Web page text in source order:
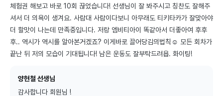
체험권 해보고 바로 10회 끊었습니다! 선생님이 잘 봐주시고 칭찬도 잘해주
셔서 더 의욕이 생겨요. 사람대 사람이다보니 아무래도 티키타카가 잘맞아야
더 할맛이 나는데 만족중입니다. 저랑 엠비티아이 똑같아서 더좋아여 후후
후.. 역시가 역시를 알아본거겠죠? 이게바로 끌어당김의법칙☺️ 모든 회차가
끝난 뒤 저의 모습이 기대됩니다! 남은 운동도 잘부탁드려욥. 화이팅!
양현철 선생님
감사합니다 회원님 !